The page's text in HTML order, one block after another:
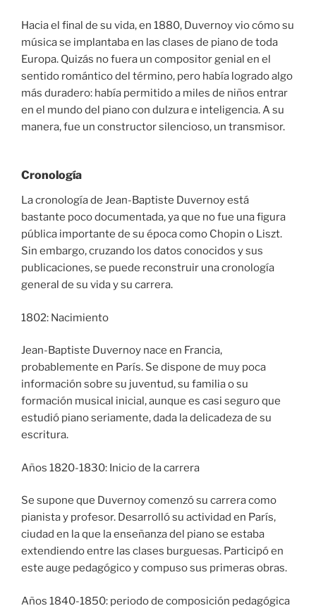
Hacia el final de su vida, en 1880, Duvernoy vio cómo su
música se implantaba en las clases de piano de toda
Europa. Quizás no fuera un compositor genial en el
sentido romántico del término, pero había logrado algo
más duradero: había permitido a miles de niños entrar
en el mundo del piano con dulzura e inteligencia. A su
manera, fue un constructor silencioso, un transmisor.
Cronología
La cronología de Jean-Baptiste Duvernoy está
bastante poco documentada, ya que no fue una figura
pública importante de su época como Chopin o Liszt.
Sin embargo, cruzando los datos conocidos y sus
publicaciones, se puede reconstruir una cronología
general de su vida y su carrera.
1802: Nacimiento
Jean-Baptiste Duvernoy nace en Francia,
probablemente en París. Se dispone de muy poca
información sobre su juventud, su familia o su
formación musical inicial, aunque es casi seguro que
estudió piano seriamente, dada la delicadeza de su
escritura.
Años 1820-1830: Inicio de la carrera
Se supone que Duvernoy comenzó su carrera como
pianista y profesor. Desarrolló su actividad en París,
ciudad en la que la enseñanza del piano se estaba
extendiendo entre las clases burguesas. Participó en
este auge pedagógico y compuso sus primeras obras.
Años 1840-1850: periodo de composición pedagógica